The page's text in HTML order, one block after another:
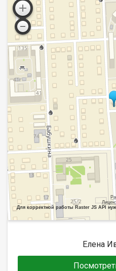
Для корректной работы Raster JS API
Елена